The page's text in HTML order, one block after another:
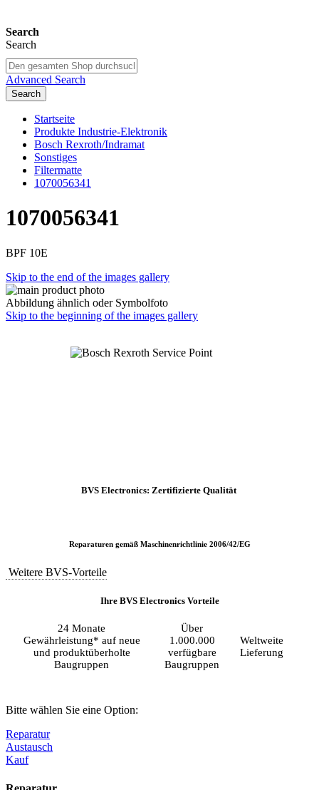
Search
Search
Advanced Search
Search
Startseite
Produkte Industrie-Elektronik
Bosch Rexroth/Indramat
Sonstiges
Filtermatte
1070056341
1070056341
BPF 10E
Skip to the end of the images gallery
Abbildung ähnlich oder Symbolfoto
Skip to the beginning of the images gallery
BVS Electronics: Zertifizierte Qualität
Reparaturen gemäß Maschinenrichtlinie 2006/42/EG
Weitere BVS-Vorteile
Ihre BVS Electronics Vorteile
24 Monate
Gewährleistung* auf neue
und produktüberholte
Baugruppen
Über
1.000.000
verfügbare
Baugruppen
Weltweite
Lieferung
Bitte wählen Sie eine Option:
Reparatur
Austausch
Kauf